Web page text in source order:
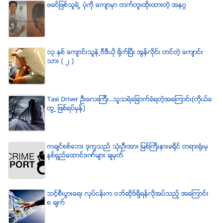
ဖခင္ျဖစ္သူရဲ႕ ပံုကို ေက်ာမွာ တက္တူးထိုးထားတဲ့ အနဂၢ
၁၃ ႏွစ္ ေက်ာင္းသူနဲ႕ဗီဒီယို ရိုက္ျပီး အြန္လိုင္း တင္တဲ့ ေက်ာင္း
သား ( ၂ )
Taxi Driver ဦးေလးၾကီး..သူသရဲေျခာက္ခံရတဲ့အေၾကာင္း(ကိုယ္ေ
တြ႕ ျဖစ္ရပ္မွန္)
ကခ်င္စစ္ေဘး ဒုကၡသည္ သံုးဦးအား ျမစ္ႀကီးနားခရိုင္ တရားရံုးမွ
ႏွစ္ရွည္ေထာင္ဒဏ္မ်ား ခ်မွတ္
သင့္စီးပြားေရး လုပ္ငန္းက ဝဘ္ဆိုဒ္ရွိရန္လိုအပ္သည့္ အေၾကာင္း
၈ ခ်က္